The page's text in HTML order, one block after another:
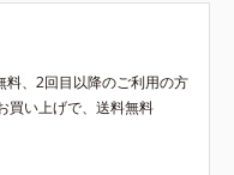
料、2回目以降のご利用の方
買い上げで、送料無料